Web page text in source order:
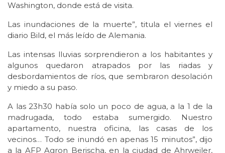
Washington, donde está de visita.
Las inundaciones de la muerte”, titula el viernes el
diario Bild, el más leído de Alemania.
Las intensas lluvias sorprendieron a los habitantes y
algunos quedaron atrapados por las riadas y
desbordamientos de ríos, que sembraron desolación
y miedo a su paso.
A las 23h30 había solo un poco de agua, a la 1 de la
madrugada, todo estaba sumergido. Nuestro
apartamento, nuestra oficina, las casas de los
vecinos… Todo se inundó en apenas 15 minutos”, dijo
a la AFP Agron Berischa, en la ciudad de Ahrweiler,